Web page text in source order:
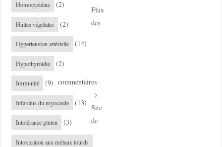
Homocystéine (2)
Huiles végétales (2)
Hypertension artérielle (14)
Hypothyroïdie (2)
Immunité (9)
Infarctus du myocarde (13)
Intolérance gluten (3)
Intoxication aux métaux lourds
Flux
des
commentaires
Site
de